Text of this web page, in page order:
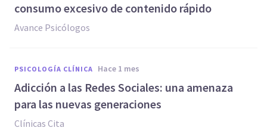
consumo excesivo de contenido rápido
Avance Psicólogos
PSICOLOGÍA CLÍNICA hace 1 mes
Adicción a las Redes Sociales: una amenaza
para las nuevas generaciones
Clínicas Cita